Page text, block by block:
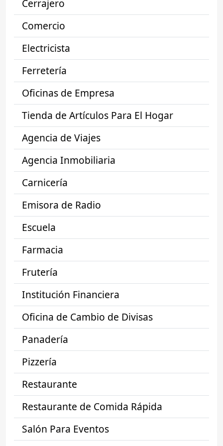
Cerrajero
Comercio
Electricista
Ferretería
Oficinas de Empresa
Tienda de Artículos Para El Hogar
Agencia de Viajes
Agencia Inmobiliaria
Carnicería
Emisora de Radio
Escuela
Farmacia
Frutería
Institución Financiera
Oficina de Cambio de Divisas
Panadería
Pizzería
Restaurante
Restaurante de Comida Rápida
Salón Para Eventos